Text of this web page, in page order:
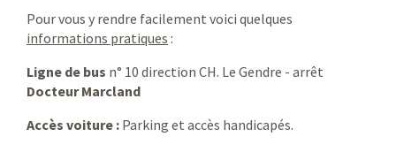
Pour vous y rendre facilement voici quelques
informations pratiques :
Ligne de bus n° 10 direction CH. Le Gendre - arrêt
Docteur Marcland
Accès voiture : Parking et accès handicapés.